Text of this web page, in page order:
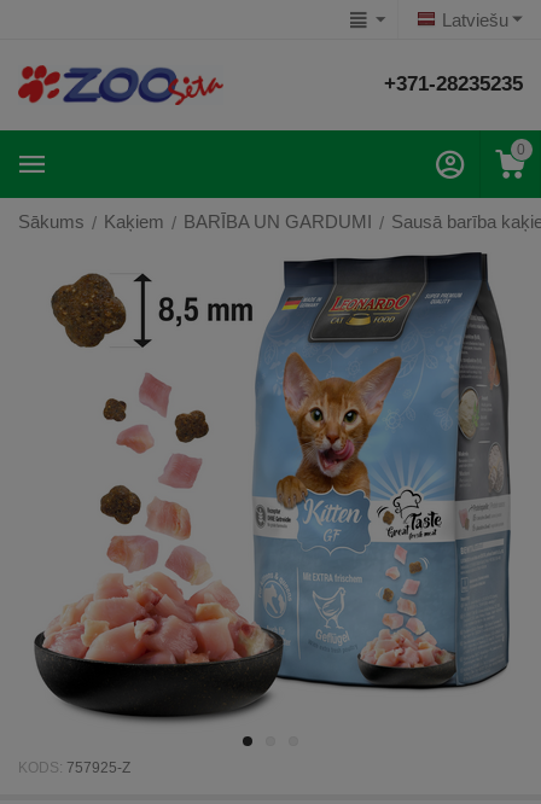
Latviešu
+371-28235235
0
Sākums / Kaķiem / BARĪBA UN GARDUMI / Sausā barība
KODS: 757925-Z